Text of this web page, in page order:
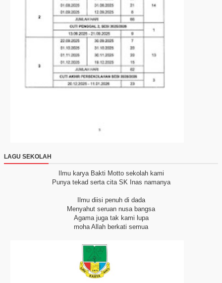
LAGU SEKOLAH
Ilmu karya Bakti Motto sekolah kami
Punya tekad serta cita SK Inas namanya
Ilmu diisi penuh di dada
Menyahut seruan nusa bangsa
Agama juga tak kami lupa
moha Allah berkati semua